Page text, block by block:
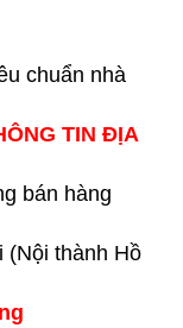
chuẩn nhà
TIN ĐỊA
bán hàng
(Nội thành Hồ